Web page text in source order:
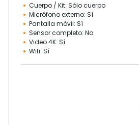
Cuerpo / Kit: Sólo cuerpo
Micrófono externo: Sí
Pantalla móvil: Sí
Sensor completo: No
Video 4K: Sí
Wifi: Sí